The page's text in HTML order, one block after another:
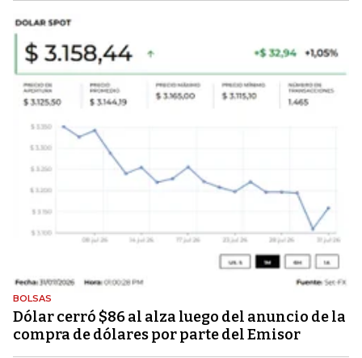
BOLSAS
Dólar cerró $86 al alza luego del anuncio de la
compra de dólares por parte del Emisor